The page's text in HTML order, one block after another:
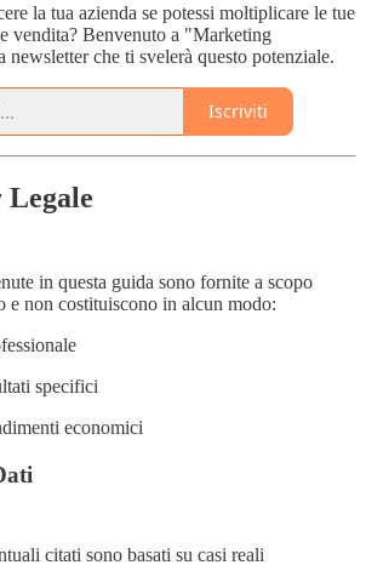
la tua azienda se potessi moltiplicare le tue
vendita? Benvenuto a "Marketing
che ti svelerà questo potenziale.
Iscriviti
in questa guida sono fornite a scopo
e non costituiscono in alcun modo:
specifici
economici
citati sono basati su casi reali